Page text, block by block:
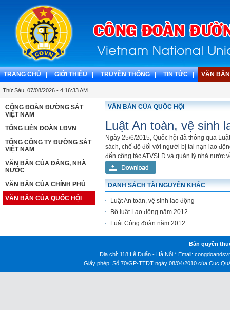
TRANG CHỦ | GIỚI THIỆU | TRUYỀN THỐNG | TIN TỨC | VĂN
Thứ Sáu, 07/08/2026 - 4:16:33 AM
CÔNG ĐOÀN ĐƯỜNG SẮT
VIỆT NAM
TỔNG LIÊN ĐOÀN LĐVN
TỔNG CÔNG TY ĐƯỜNG SẮT
VIỆT NAM
VĂN BẢN CỦA ĐẢNG, NHÀ
NƯỚC
VĂN BẢN CỦA CHÍNH PHỦ
VĂN BẢN CỦA QUỐC HỘI
VĂN BẢN CỦA QUỐC HỘI
Luật An toàn, vệ sinh
Ngày 25/6/2015, Quốc hội đã thông qua
sách, chế độ đối với người bị tai nạn lao
đến công tác ATVSLĐ và quản lý nhà nước
DANH SÁCH TÀI NGUYÊN KHÁC
Luật An toàn, vệ sinh lao động
Bộ luật Lao động năm 2012
Luật Công đoàn năm 2012
Bản quyền
Địa chỉ: 118 Lê Duẩn - Hà Nội * Email:
Giấy phép: Số 70/GP-TTĐT ngày 08/04/2010 của Cục